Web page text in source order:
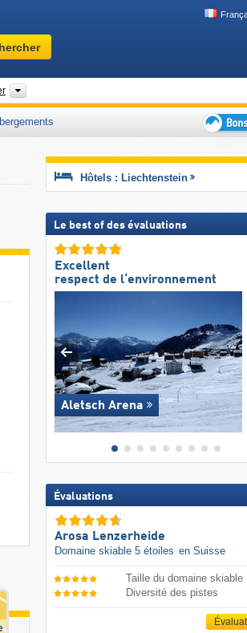
plans
Hôtels : Liechtenstein
Le best of des évaluations
Excellent
respect de l‘environnement
Aletsch Arena
Évaluations
Arosa Lenzerheide
Domaine skiable 5 étoiles en Suisse
Taille du domaine skiable
Diversité des pistes